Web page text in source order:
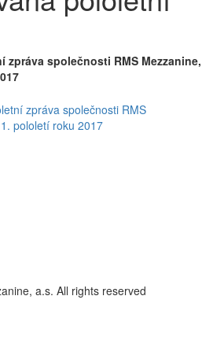
společnosti RMS Mezzanine,
zpráva společnosti RMS
pololetí roku 2017
a.s. All rights reserved